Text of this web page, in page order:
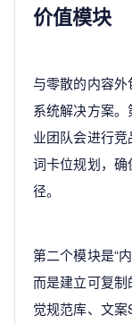
价值模块
与零散的内容
系统解决方案。
业团队会进行
词卡位规划，
径。
第二个模块是“
而是建立可复
觉规范库、文